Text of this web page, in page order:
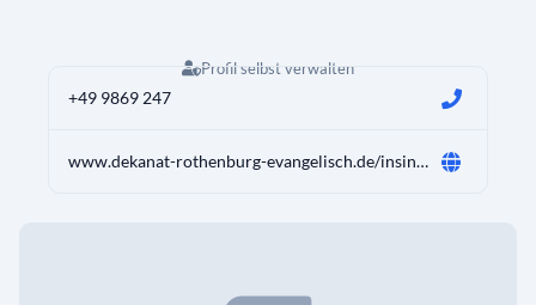
Profil selbst verwalten
+49 9869 247
www.dekanat-rothenburg-evangelisch.de/insingen-mit-lohr-und-bockenfeld-0